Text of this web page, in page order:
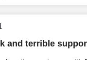
and terrible